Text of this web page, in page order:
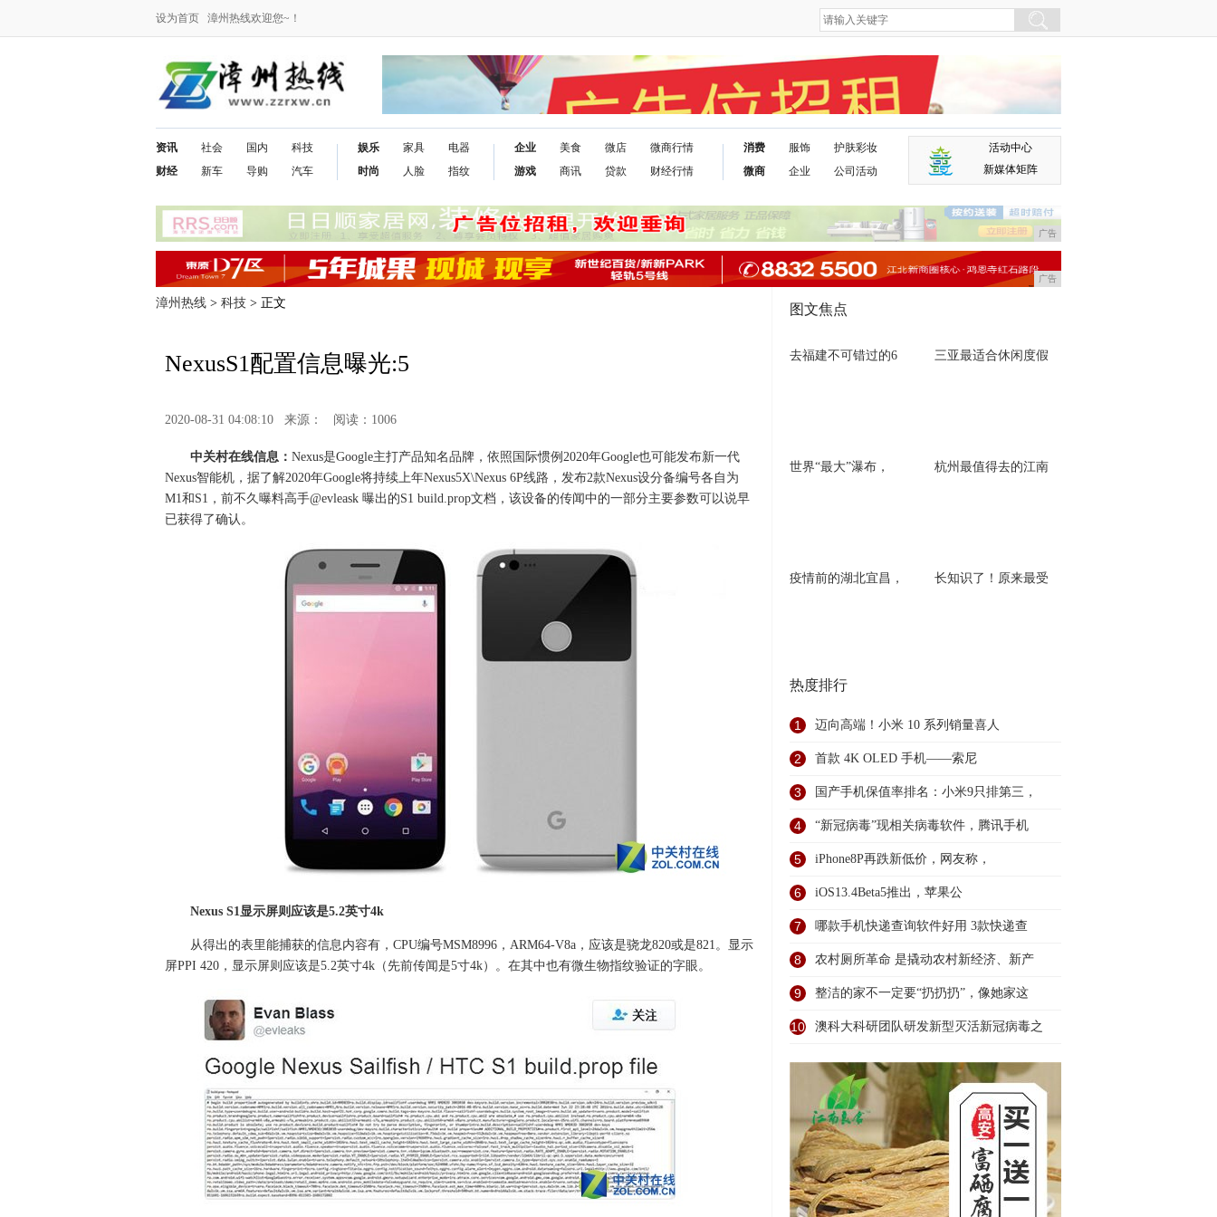
设为首页 漳州热线欢迎您~！
资讯
财经
社会
新车
国内
导购
科技
汽车
娱乐
时尚
家具
人脸
电器
指纹
企业
游戏
美食
商讯
微店
贷款
微商行情
财经行情
消费
微商
服饰
企业
护肤彩妆
公司活动
活动中心
新媒体矩阵
广告
广告
漳州热线 > 科技 > 正文
NexusS1配置信息曝光:5
2020-08-31 04:08:10 来源： 阅读：1006
中关村在线信息： Nexus是Google主打产品知名品牌，依照国际惯例2020年Google也可能发布新一代
Nexus智能机，据了解2020年Google将持续上年Nexus5X\Nexus 6P线路，发布2款Nexus设分备编号各自为
M1和S1，前不久曝料高手@evleask 曝出的S1 build.prop文档，该设备的传闻中的一部分主要参数可以说早
已获得了确认。
Nexus S1显示屏则应该是5.2英寸4k
从得出的表里能捕获的信息内容有，CPU编号MSM8996，ARM64-V8a，应该是骁龙820或是821。显示
屏PPI 420，显示屏则应该是5.2英寸4k（先前传闻是5寸4k）。在其中也有微生物指纹验证的字眼。
图文焦点
去福建不可错过的6 三亚最适合休闲度假
世界“最大”瀑布， 杭州最值得去的江南
疫情前的湖北宜昌， 长知识了！原来最受
热度排行
1 迈向高端！小米 10 系列销量喜人
2 首款 4K OLED 手机——索尼
3 国产手机保值率排名：小米9只排第三，
4 “新冠病毒”现相关病毒软件，腾讯手机
5 iPhone8P再跌新低价，网友称，
6 iOS13.4Beta5推出，苹果公
7 哪款手机快递查询软件好用 3款快递查
8 农村厕所革命 是撬动农村新经济、新产
9 整洁的家不一定要“扔扔扔”，像她家这
10 澳科大科研团队研发新型灭活新冠病毒之